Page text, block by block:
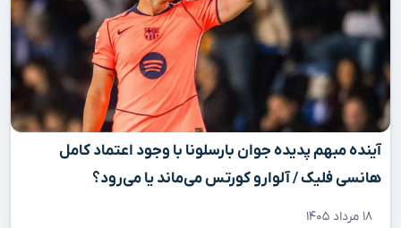
آینده مبهم پدیده جوان بارسلونا با وجود اعتماد کامل
هانسی فلیک / آلوارو کورتس می‌ماند یا می‌رود؟
۱۸ مرداد ۱۴۰۵